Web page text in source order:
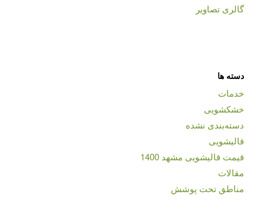
گالری تصاویر
دسته ها
خدمات
خشکشویی
دسته‌بندی نشده
قالیشویی
قیمت قالیشویی مشهد 1400
مقالات
مناطق تحت پوشش